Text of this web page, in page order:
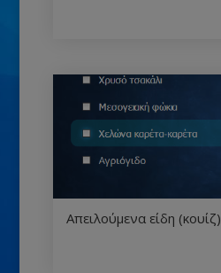
Απειλούμενα είδη (κουίζ)